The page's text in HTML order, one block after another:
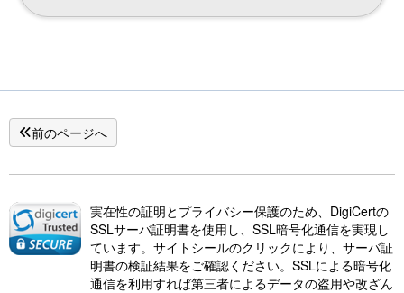
前のページへ
実在性の証明とプライバシー保護のため、DigiCertの
SSLサーバ証明書を使用し、SSL暗号化通信を実現し
ています。サイトシールのクリックにより、サーバ証
明書の検証結果をご確認ください。SSLによる暗号化
通信を利用すれば第三者によるデータの盗用や改ざん